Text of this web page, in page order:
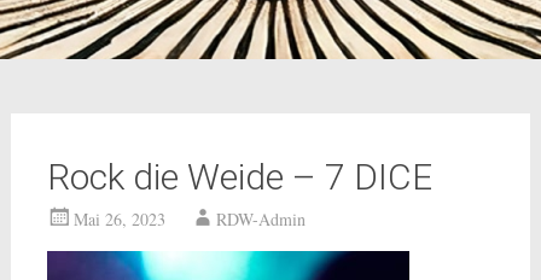
Rock die Weide – 7 DICE
Mai 26, 2023 RDW-Admin